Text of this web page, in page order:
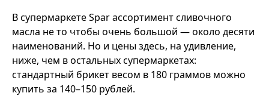
В супермаркете Spar ассортимент сливочного
масла не то чтобы очень большой — около десяти
наименований. Но и цены здесь, на удивление,
ниже, чем в остальных супермаркетах:
стандартный брикет весом в 180 граммов можно
купить за 140–150 рублей.